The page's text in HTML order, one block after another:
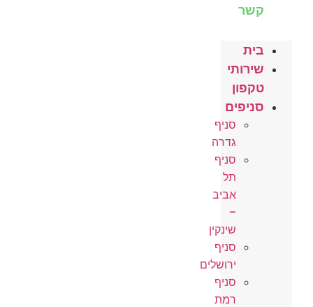
קשר
בית
שירותי
טקפון
סניפים
סניף
גדרה
סניף
תל
אביב
–
שינקין
סניף
ירושלים
סניף
רמת